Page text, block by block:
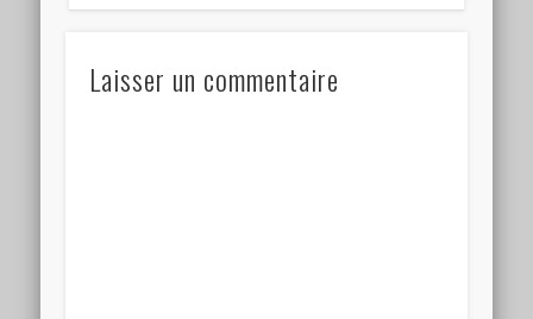
Laisser un commentaire